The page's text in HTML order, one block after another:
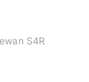
S4R